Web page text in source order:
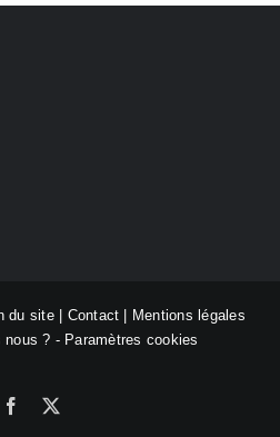
du site| Contact | Mentions légales
nous ? - Paramètres cookies
Facebook